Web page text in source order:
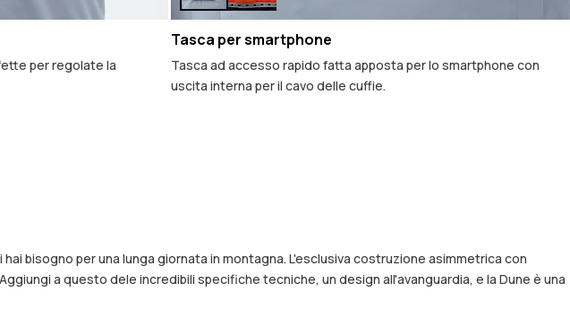
per regolate la
Tasca per smartphone
Tasca ad accesso rapido fatta apposta per lo smartphone con
uscita interna per il cavo delle cuffie.
bisogno per una lunga giornata in montagna. L'esclusiva costruzione asimmetrica con
a questo dele incredibili specifiche tecniche, un design all'avanguardia, e la Dune è una